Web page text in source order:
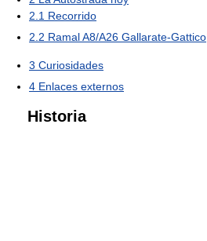
2.1 Recorrido
2.2 Ramal A8/A26 Gallarate-Gattico
3 Curiosidades
4 Enlaces externos
Historia